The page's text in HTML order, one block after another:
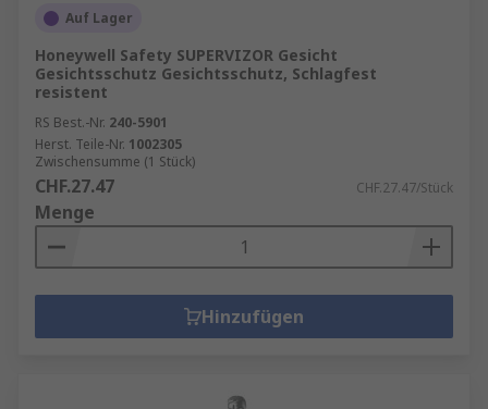
Auf Lager
Honeywell Safety SUPERVIZOR Gesicht
Gesichtsschutz Gesichtsschutz, Schlagfest
resistent
RS Best.-Nr. 240-5901
Herst. Teile-Nr. 1002305
Zwischensumme (1 Stück)
CHF.27.47 CHF.27.47/Stück
Menge
Hinzufügen